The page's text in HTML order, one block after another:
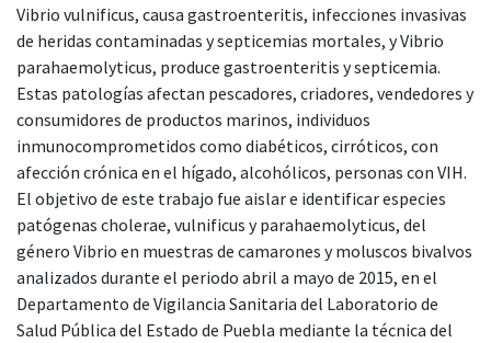
Vibrio vulnificus, causa gastroenteritis, infecciones invasivas
de heridas contaminadas y septicemias mortales, y Vibrio
parahaemolyticus, produce gastroenteritis y septicemia.
Estas patologías afectan pescadores, criadores, vendedores y
consumidores de productos marinos, individuos
inmunocomprometidos como diabéticos, cirróticos, con
afección crónica en el hígado, alcohólicos, personas con VIH.
El objetivo de este trabajo fue aislar e identificar especies
patógenas cholerae, vulnificus y parahaemolyticus, del
género Vibrio en muestras de camarones y moluscos bivalvos
analizados durante el periodo abril a mayo de 2015, en el
Departamento de Vigilancia Sanitaria del Laboratorio de
Salud Pública del Estado de Puebla mediante la técnica del